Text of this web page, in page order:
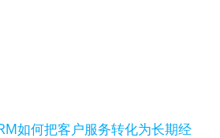
如何把客户服务转化为长期经